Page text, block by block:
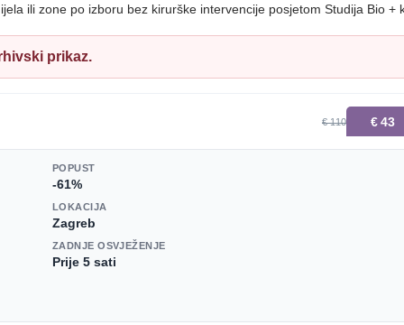
ili zone po izboru bez kirurške intervencije posjetom Studija Bio +
prikaz.
€ 110 € 43
POPUST
-61%
LOKACIJA
Zagreb
ZADNJE OSVJEŽENJE
Prije 5 sati